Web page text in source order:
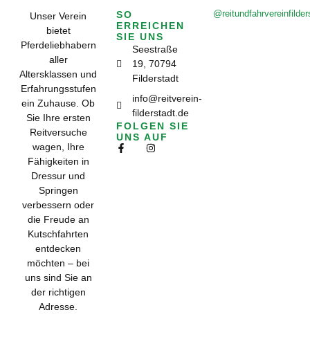
Unser Verein
bietet
Pferdeliebhabern
aller
Altersklassen und
Erfahrungsstufen
ein Zuhause. Ob
Sie Ihre ersten
Reitversuche
wagen, Ihre
Fähigkeiten in
Dressur und
Springen
verbessern oder
die Freude an
Kutschfahrten
entdecken
möchten – bei
uns sind Sie an
der richtigen
Adresse.
SO
ERREICHEN
SIE UNS
Seestraße
19, 70794
Filderstadt
info@reitverein-
filderstadt.de
FOLGEN SIE
UNS AUF